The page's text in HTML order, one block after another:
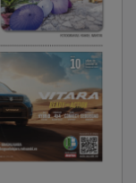
estuvo
club Runners
1 hora, 11
fue
tercera. Corral